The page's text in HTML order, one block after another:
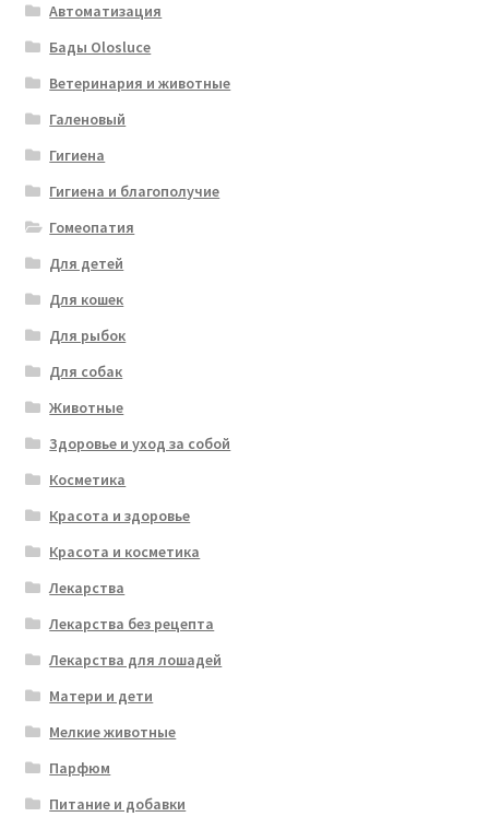
Автоматизация
Бады Olosluce
Ветеринария и животные
Галеновый
Гигиена
Гигиена и благополучие
Гомеопатия
Для детей
Для кошек
Для рыбок
Для собак
Животные
Здоровье и уход за собой
Косметика
Красота и здоровье
Красота и косметика
Лекарства
Лекарства без рецепта
Лекарства для лошадей
Матери и дети
Мелкие животные
Парфюм
Питание и добавки